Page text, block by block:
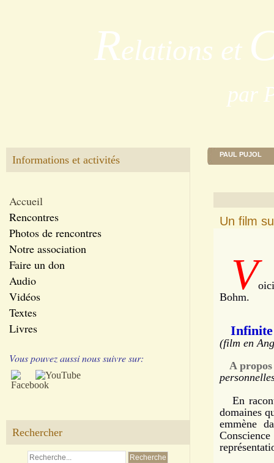
Relations et
par
Informations et activités
Accueil
Rencontres
Photos de rencontres
Notre association
Faire un don
Audio
Vidéos
Textes
Livres
Vous pouvez aussi nous suivre sur:
Rechercher
PAUL PUJOL
Un film
V
Bohm.
Infinite
(film en
A propos
En
domaines
emmène